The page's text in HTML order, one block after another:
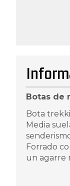
Botas de
Bota
Media
Forrado
un agarre